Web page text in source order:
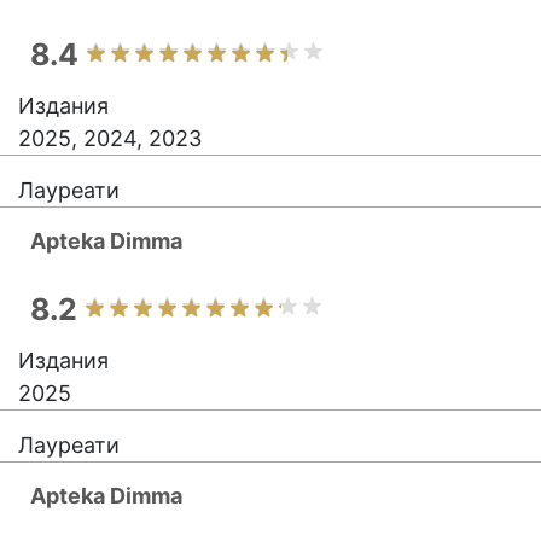
8.4
Издания
2025, 2024, 2023
Лауреати
Apteka Dimma
8.2
Издания
2025
Лауреати
Apteka Dimma